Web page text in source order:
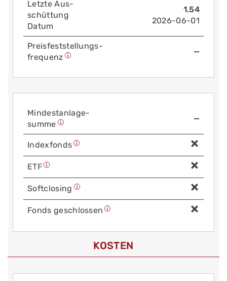
Letzte Aus­
schüttung
Datum
1.54
2026-06-01
Preis­fest­stellungs­
frequenz
—
Mindest­anlage­
summe
—
Index­fonds
ETF
Soft­closing
Fonds geschlossen
KOSTEN